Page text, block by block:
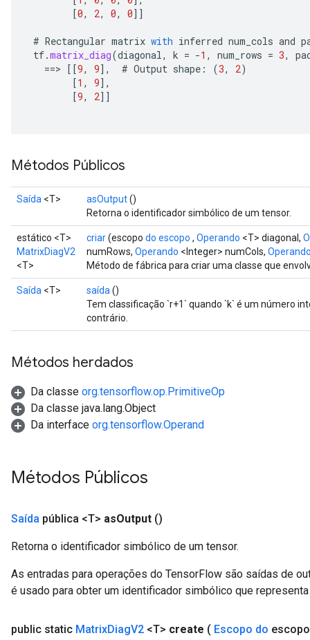
[0, 2, 0, 0]]
# Rectangular matrix with inferred num_cols and
tf.matrix_diag(diagonal, k = -1 , num_rows = 3,
==> [[9, 9] , # Output shape : (3, 2)
[1 , 9] ,
[9, 2]]
Métodos Públicos
Saída <T> asOutput()
Retorna o identificador simbólico de um tensor.
estático <T>
MatrixDiagV2
<T>
criar(escopo do escopo , Operando <T> diagonal,
numRows, Operando <Integer> numCols,
Método de fábrica para criar uma classe que
Saída <T> saída ()
Tem classificação `r+1` quando `k` é um número
contrário.
Métodos herdados
Da classe org.tensorflow.op.PrimitiveOp
Da classe java.lang.Object
Da interface org.tensorflow.Operand
Métodos Públicos
Saída pública <T> asOutput ()
Retorna o identificador simbólico de um tensor.
As entradas para operações do TensorFlow são saídas de
é usado para obter um identificador simbólico que
public static MatrixDiagV2 <T> create ( Escopo do escopo